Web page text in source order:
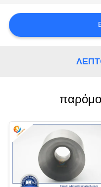
ΑΠΌΣΠΑΣΜΑ
SITEMAP